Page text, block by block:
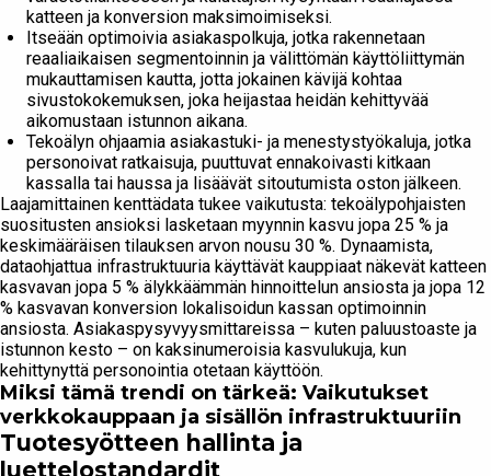
katteen ja konversion maksimoimiseksi.
Itseään optimoivia asiakaspolkuja, jotka rakennetaan
reaaliaikaisen segmentoinnin ja välittömän käyttöliittymän
mukauttamisen kautta, jotta jokainen kävijä kohtaa
sivustokokemuksen, joka heijastaa heidän kehittyvää
aikomustaan istunnon aikana.
Tekoälyn ohjaamia asiakastuki- ja menestystyökaluja, jotka
personoivat ratkaisuja, puuttuvat ennakoivasti kitkaan
kassalla tai haussa ja lisäävät sitoutumista oston jälkeen.
Laajamittainen kenttädata tukee vaikutusta: tekoälypohjaisten
suositusten ansioksi lasketaan myynnin kasvu jopa 25 % ja
keskimääräisen tilauksen arvon nousu 30 %. Dynaamista,
dataohjattua infrastruktuuria käyttävät kauppiaat näkevät katteen
kasvavan jopa 5 % älykkäämmän hinnoittelun ansiosta ja jopa 12
% kasvavan konversion lokalisoidun kassan optimoinnin
ansiosta. Asiakaspysyvyysmittareissa – kuten paluustoaste ja
istunnon kesto – on kaksinumeroisia kasvulukuja, kun
kehittynyttä personointia otetaan käyttöön.
Miksi tämä trendi on tärkeä: Vaikutukset
verkkokauppaan ja sisällön infrastruktuuriin
Tuotesyötteen hallinta ja
luettelostandardit